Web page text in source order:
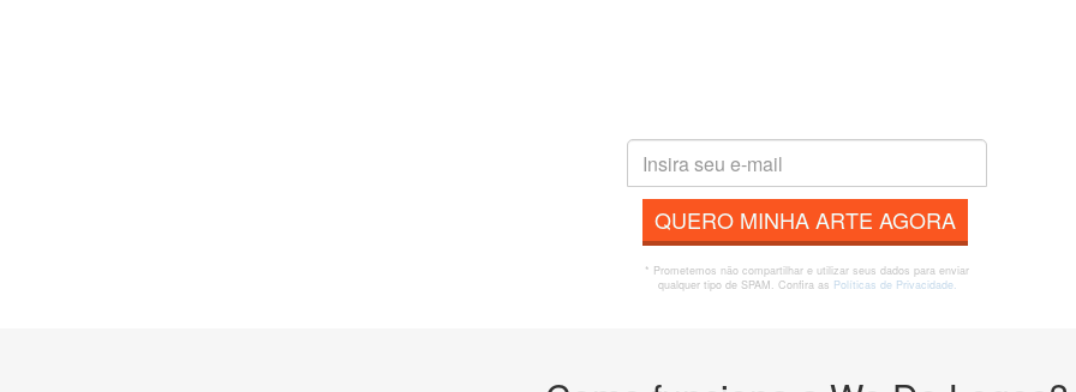
QUERO MINHA ARTE AGORA
* Prometemos não compartilhar e utilizar seus dados para enviar
qualquer tipo de SPAM. Confira as Políticas de Privacidade.